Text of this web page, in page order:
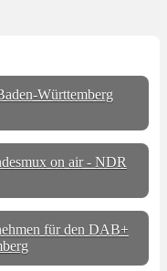
Württemberg
on air - NDR
für den DAB+